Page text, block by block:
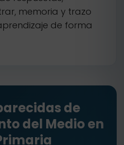
memoria y trazo
de forma
de
del Medio en